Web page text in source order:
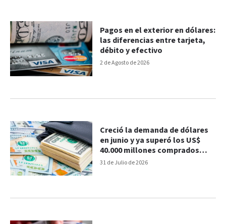
2 de Agosto de 2026
Pagos en el exterior en dólares:
las diferencias entre tarjeta,
débito y efectivo
31 de Julio de 2026
Creció la demanda de dólares
en junio y ya superó los US$
40.000 millones comprados
desde la salida del cepo